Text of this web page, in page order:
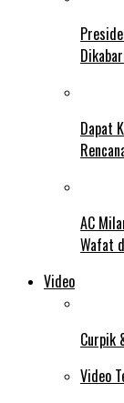
Dapat
AC
Wafat
Video
Curpik
Video